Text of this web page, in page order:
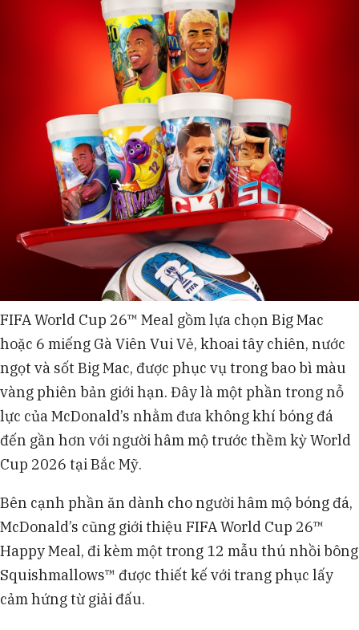
FIFA World Cup 26™ Meal gồm lựa chọn Big Mac
hoặc 6 miếng Gà Viên Vui Vẻ, khoai tây chiên, nước
ngọt và sốt Big Mac, được phục vụ trong bao bì màu
vàng phiên bản giới hạn. Đây là một phần trong nỗ
lực của McDonald’s nhằm đưa không khí bóng đá
đến gần hơn với người hâm mộ trước thềm kỳ World
Cup 2026 tại Bắc Mỹ.
Bên cạnh phần ăn dành cho người hâm mộ bóng đá,
McDonald’s cũng giới thiệu FIFA World Cup 26™
Happy Meal, đi kèm một trong 12 mẫu thú nhồi bông
Squishmallows™ được thiết kế với trang phục lấy
cảm hứng từ giải đấu.